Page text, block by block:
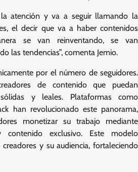
atención y va a seguir llamando la
el decir que va a haber contenidos
se van reinventando, se van
las tendencias”, comenta Jemio.
por el número de seguidores.
de contenido que puedan
y leales. Plataformas como
han revolucionado este panorama,
monetizar su trabajo mediante
contenido exclusivo. Este modelo
y su audiencia, fortaleciendo